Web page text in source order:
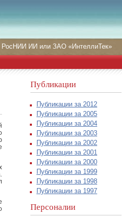
РосНИИ ИИ или ЗАО «ИнтеллиТек»
Публикации
Публикации за 2012
Публикации за 2005
Публикации за 2004
Публикации за 2003
Публикации за 2002
Публикации за 2001
Публикации за 2000
Публикации за 1999
Публикации за 1998
Публикации за 1997
Персоналии